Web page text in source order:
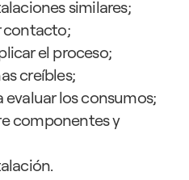
similares;
contacto;
el proceso;
creíbles;
los consumos;
componentes y